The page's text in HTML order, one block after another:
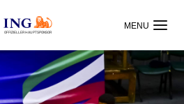
OFFIZIELLER HAUPTSPONSOR